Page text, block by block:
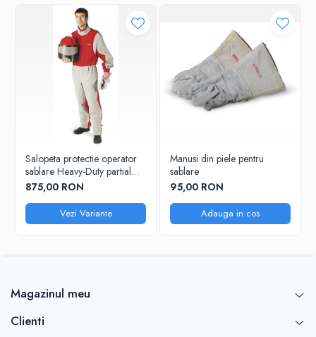
Salopeta protectie operator
sablare Heavy-Duty partial
din piele cu manusi incluse
875,00 RON
Vezi Variante
Manusi din piele pentru
sablare
95,00 RON
Adauga in cos
Magazinul meu
Clienti